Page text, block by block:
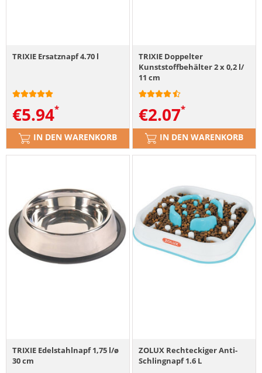
TRIXIE Ersatznapf 4.70 l
€5.94
IN DEN WARENKORB
TRIXIE Doppelter
Kunststoffbehälter 2 x 0,2 l/
11 cm
€2.07
IN DEN WARENKORB
TRIXIE Edelstahlnapf 1,75 l/ø
30 cm
ZOLUX Rechteckiger Anti-
Schlingnapf 1.6 L